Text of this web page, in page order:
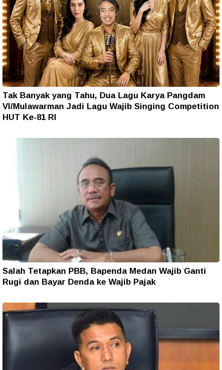
Tak Banyak yang Tahu, Dua Lagu Karya Pangdam
VI/Mulawarman Jadi Lagu Wajib Singing Competition
HUT Ke-81 RI
Salah Tetapkan PBB, Bapenda Medan Wajib Ganti
Rugi dan Bayar Denda ke Wajib Pajak